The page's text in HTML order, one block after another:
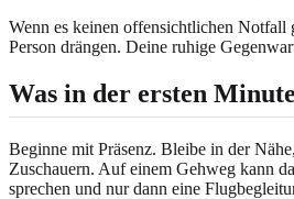
Wenn es keinen offensichtlichen Notfall
Person drängen. Deine ruhige
Was in der ersten
Beginne mit Präsenz. Bleibe in der
Zuschauern. Auf einem Gehweg kann
sprechen und nur dann eine